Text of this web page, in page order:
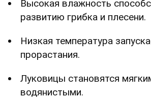
Высокая влажность
развитию грибка и плесени.
Низкая температура
прорастания.
Луковицы становятся
водянистыми.